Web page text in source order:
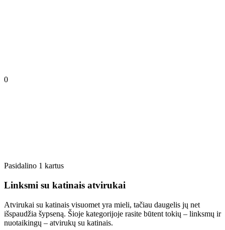
0
Pasidalino 1 kartus
Linksmi su katinais atvirukai
Atvirukai su katinais visuomet yra mieli, tačiau daugelis jų net
išspaudžia šypseną. Šioje kategorijoje rasite būtent tokių – linksmų ir
nuotaikingų – atvirukų su katinais.